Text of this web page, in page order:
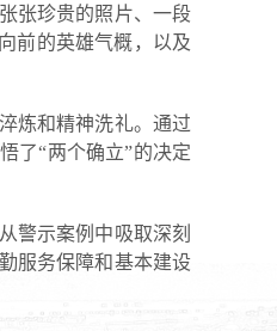
张珍贵的照片、一段
前的英雄气概，以及
炼和精神洗礼。通过
了“两个确立”的决定
警示案例中吸取深刻
服务保障和基本建设